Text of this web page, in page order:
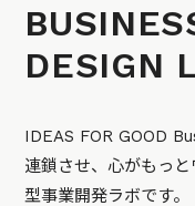
DESIGN
IDEAS FOR GOOD
連鎖させ、心がもっ
型事業開発ラボです。